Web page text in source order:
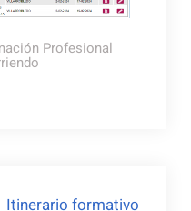
Profesional
Itinerario formativo